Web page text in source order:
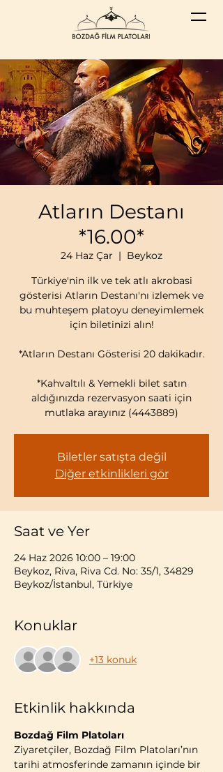
Atların Destanı
*16.00*
24 Haz Çar
  |
Beykoz
Türkiye'nin ilk ve tek atlı akrobasi
gösterisi Atların Destanı'nı izlemek ve
bu muhteşem platoyu deneyimlemek
için biletinizi alın!
*Atların Destanı Gösterisi 20 dakikadır.
*Kahvaltılı & Yemekli bilet satın
aldığınızda rezervasyon saati için
mutlaka arayınız (4443889)
Biletler satışta değil
Diğer etkinlikleri gör
Saat ve Yer
24 Haz 2026 10:00 – 19:00
Beykoz, Riva, Riva Cd. No: 35/1, 34829
Beykoz/İstanbul, Türkiye
Konuklar
+13 konuk
Etkinlik hakkında
Bozdağ Film Platoları
Ziyaretçiler, Bozdağ Film Platoları’nın
tarihi atmosferinde zamanın içinde bir